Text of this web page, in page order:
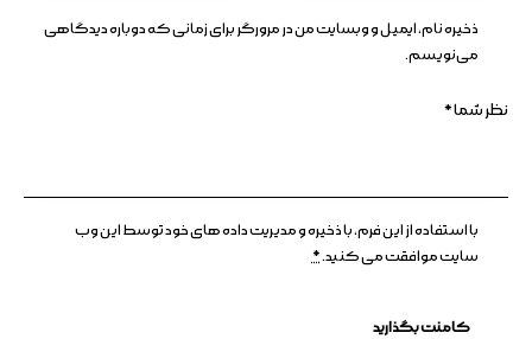
ذخیره نام، ایمیل و وبسایت من در مرورگر برای زمانی که دوباره دیدگاهی
می‌نویسم.
با استفاده از این فرم، با ذخیره و مدیریت داده های خود توسط این وب
سایت موافقت می کنید.*